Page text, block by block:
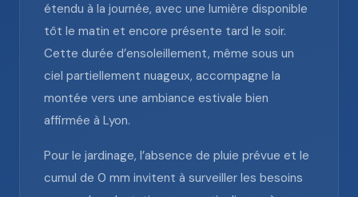
étendu à la journée, avec une lumière disponible
tôt le matin et encore présente tard le soir.
Cette durée d’ensoleillement, même sous un
ciel partiellement nuageux, accompagne la
montée vers une ambiance estivale bien
affirmée à Lyon.
Pour le jardinage, l’absence de pluie prévue et le
cumul de 0 mm invitent à surveiller les besoins